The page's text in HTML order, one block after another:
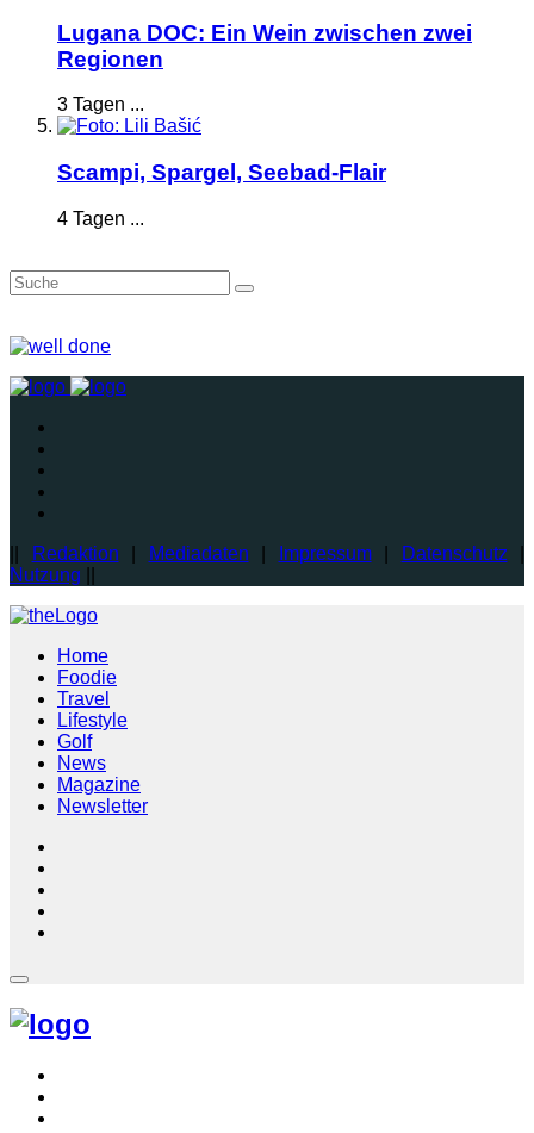
Lugana DOC: Ein Wein zwischen zwei
Regionen
3 Tagen ...
Scampi, Spargel, Seebad-Flair
4 Tagen ...
Redaktion Mediadaten Impressum| Datenschutz
Nutzung
Home
Foodie
Travel
Lifestyle
Golf
News
Magazine
Newsletter